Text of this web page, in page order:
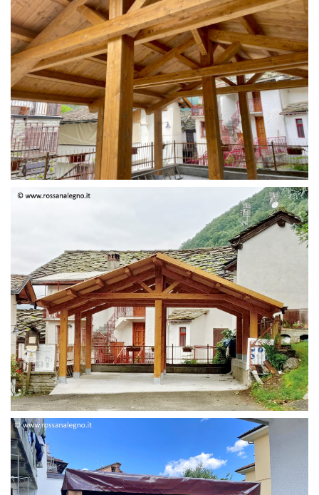
STRUTTURA IN ABETE LAMELLARE
STRUTTURA DUE FALDE